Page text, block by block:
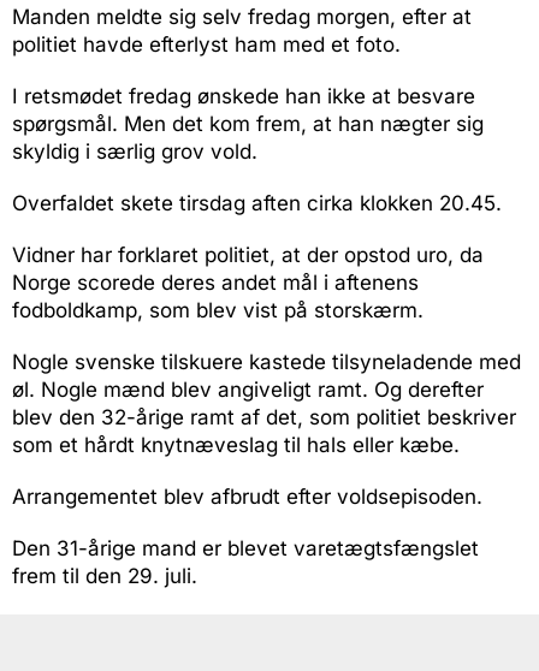
Manden meldte sig selv fredag morgen, efter at
politiet havde efterlyst ham med et foto.
I retsmødet fredag ønskede han ikke at besvare
spørgsmål. Men det kom frem, at han nægter sig
skyldig i særlig grov vold.
Overfaldet skete tirsdag aften cirka klokken 20.45.
Vidner har forklaret politiet, at der opstod uro, da
Norge scorede deres andet mål i aftenens
fodboldkamp, som blev vist på storskærm.
Nogle svenske tilskuere kastede tilsyneladende med
øl. Nogle mænd blev angiveligt ramt. Og derefter
blev den 32-årige ramt af det, som politiet beskriver
som et hårdt knytnæveslag til hals eller kæbe.
Arrangementet blev afbrudt efter voldsepisoden.
Den 31-årige mand er blevet varetægtsfængslet
frem til den 29. juli.